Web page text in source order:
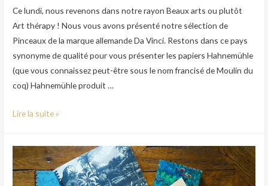
Ce lundi, nous revenons dans notre rayon Beaux arts ou plutôt
Art thérapy ! Nous vous avons présenté notre sélection de
Pinceaux de la marque allemande Da Vinci. Restons dans ce pays
synonyme de qualité pour vous présenter les papiers Hahnemühle
(que vous connaissez peut-être sous le nom francisé de Moulin du
coq) Hahnemühle produit …
Lire la suite »